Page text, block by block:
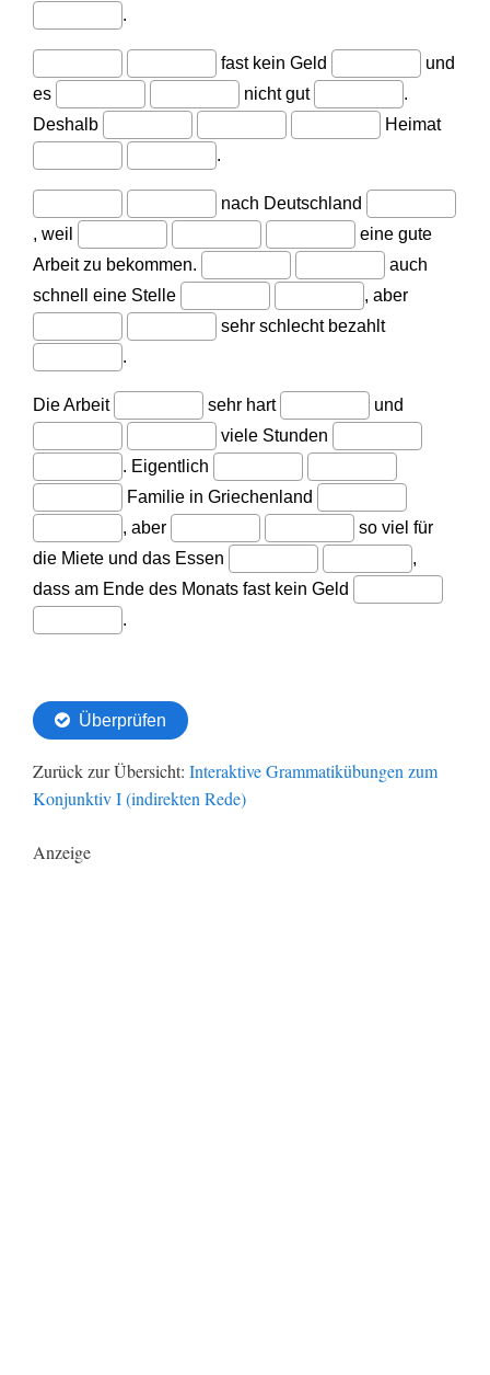
Zurück zur Übersicht: Interaktive Grammatikübungen zum
Konjunktiv I (indirekten Rede)
Anzeige